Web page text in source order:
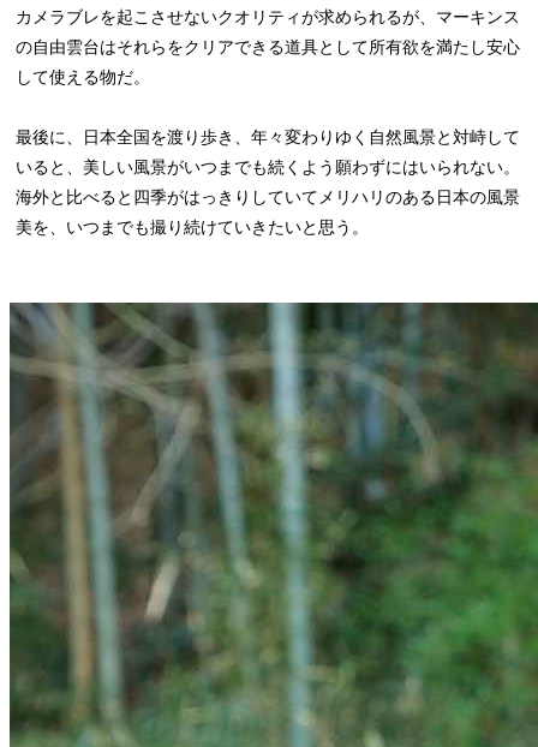
カメラブレを起こさせないクオリティが求められるが、マーキンス
の自由雲台はそれらをクリアできる道具として所有欲を満たし安心
して使える物だ。
最後に、日本全国を渡り歩き、年々変わりゆく自然風景と対峙して
いると、美しい風景がいつまでも続くよう願わずにはいられない。
海外と比べると四季がはっきりしていてメリハリのある日本の風景
美を、いつまでも撮り続けていきたいと思う。